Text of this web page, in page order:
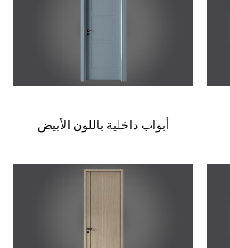
أبواب داخلية باللون الأبيض